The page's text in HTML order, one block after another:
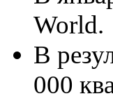
World.
В
000